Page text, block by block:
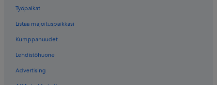
Työpaikat
Listaa majoituspaikkasi
Kumppanuudet
Lehdistöhuone
Advertising